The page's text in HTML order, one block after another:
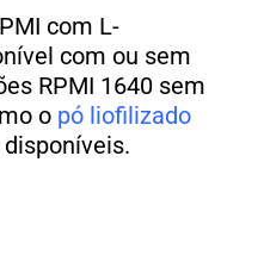
com L-
com ou sem
RPMI 1640 sem
o pó liofilizado